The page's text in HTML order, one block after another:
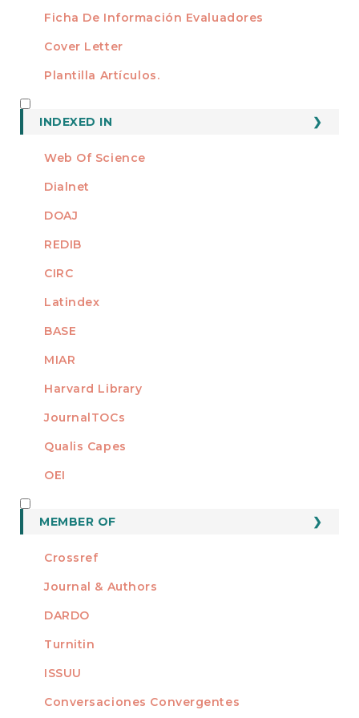
Ficha De Información Evaluadores
Cover Letter
Plantilla Artículos.
INDEXED IN
Web Of Science
Dialnet
DOAJ
REDIB
CIRC
Latindex
BASE
MIAR
Harvard Library
JournalTOCs
Qualis Capes
OEI
MEMBER OF
Crossref
Journal & Authors
DARDO
Turnitin
ISSUU
Conversaciones Convergentes